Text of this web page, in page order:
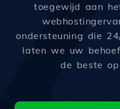
toegewijd aan
ondersteuning die
laten we uw
de beste